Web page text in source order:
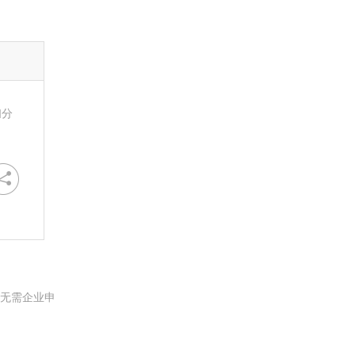
需企业申